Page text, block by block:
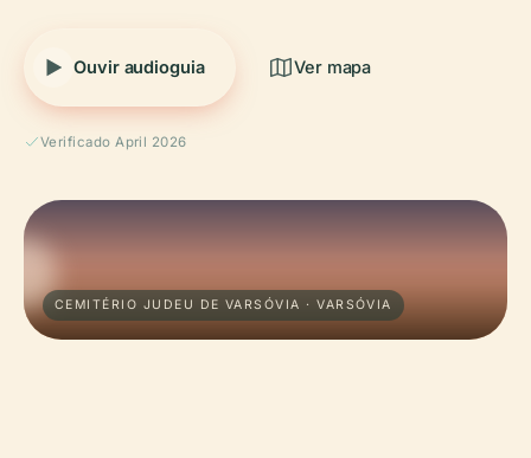
Ouvir audioguia Ver mapa
Verificado April 2026
CEMITÉRIO JUDEU DE VARSÓVIA · VARSÓVIA